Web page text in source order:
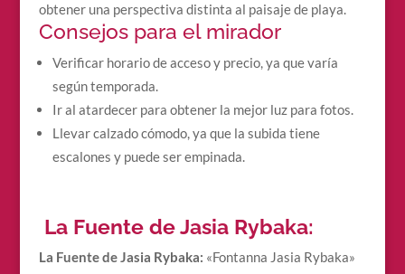
obtener una perspectiva distinta al paisaje de playa.
Consejos para el mirador
Verificar horario de acceso y precio, ya que varía
según temporada.
Ir al atardecer para obtener la mejor luz para fotos.
Llevar calzado cómodo, ya que la subida tiene
escalones y puede ser empinada.
La Fuente de Jasia Rybaka:
La Fuente de Jasia Rybaka: «Fontanna Jasia Rybaka»